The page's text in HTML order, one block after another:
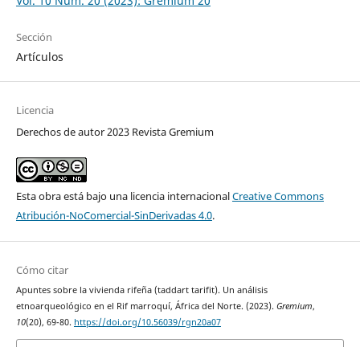
Sección
Artículos
Licencia
Derechos de autor 2023 Revista Gremium
Esta obra está bajo una licencia internacionalCreative Commons
Atribución-NoComercial-SinDerivadas 4.0.
Cómo citar
Apuntes sobre la vivienda rifeña (taddart tarifit). Un análisis
etnoarqueológico en el Rif marroquí, África del Norte. (2023). Gremium,
10(20), 69-80. https://doi.org/10.56039/rgn20a07